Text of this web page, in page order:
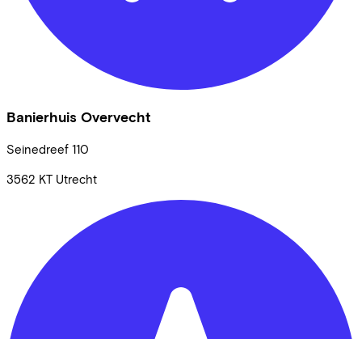
Banierhuis Overvecht
Seinedreef 110
3562 KT Utrecht